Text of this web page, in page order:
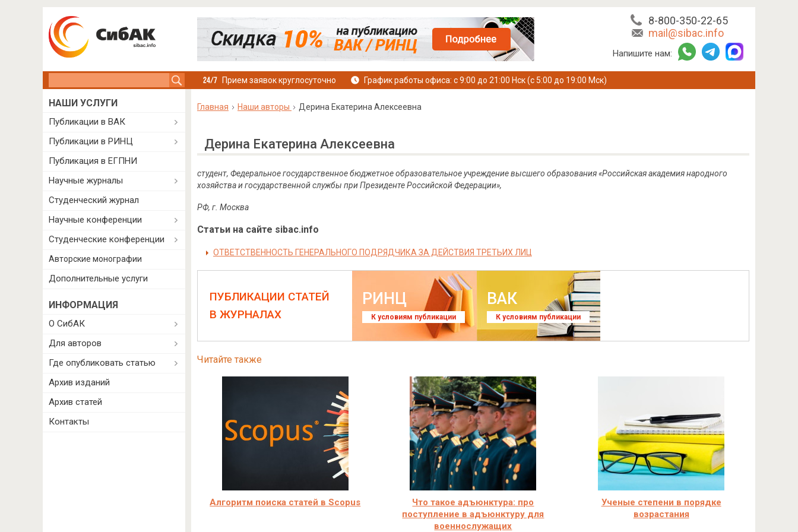
8-800-350-22-65
mail@sibac.info
Напишите нам:
Прием заявок круглосуточно График работы офиса: с 9:00 до 21:00 Нск (с 5:00 до 19:00 Мск)
Главная Наши авторы Дерина Екатерина Алексеевна
Дерина Екатерина Алексеевна
студент, Федеральное государственное бюджетное образовательное учреждение высшего образования «Российская академия народного
хозяйства и государственной службы при Президенте Российской Федерации»,
РФ, г. Москва
Статьи на сайте sibac.info
ОТВЕТСТВЕННОСТЬ ГЕНЕРАЛЬНОГО ПОДРЯДЧИКА ЗА ДЕЙСТВИЯ ТРЕТЬИХ ЛИЦ
ПУБЛИКАЦИИ СТАТЕЙ
В ЖУРНАЛАХ
РИНЦ
К условиям публикации
ВАК
К условиям публикации
Читайте также
Алгоритм поиска статей в Scopus
Что такое адъюнктура: про
поступление в адъюнктуру для
военнослужащих
Ученые степени в порядке
возрастания
НАШИ УСЛУГИ
Публикации в ВАК
Публикации в РИНЦ
Публикация в ЕГПНИ
Научные журналы
Студенческий журнал
Научные конференции
Студенческие конференции
Авторские монографии
Дополнительные услуги
ИНФОРМАЦИЯ
О СибАК
Для авторов
Где опубликовать статью
Архив изданий
Архив статей
Контакты